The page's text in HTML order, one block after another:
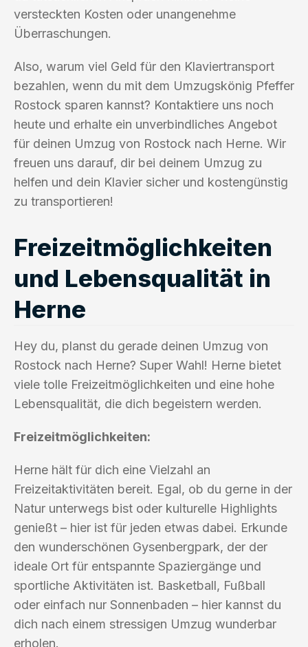
versteckten Kosten oder unangenehme
Überraschungen.
Also, warum viel Geld für den Klaviertransport
bezahlen, wenn du mit dem Umzugskönig Pfeffer
Rostock sparen kannst? Kontaktiere uns noch
heute und erhalte ein unverbindliches Angebot
für deinen Umzug von Rostock nach Herne. Wir
freuen uns darauf, dir bei deinem Umzug zu
helfen und dein Klavier sicher und kostengünstig
zu transportieren!
Freizeitmöglichkeiten
und Lebensqualität in
Herne
Hey du, planst du gerade deinen Umzug von
Rostock nach Herne? Super Wahl! Herne bietet
viele tolle Freizeitmöglichkeiten und eine hohe
Lebensqualität, die dich begeistern werden.
Freizeitmöglichkeiten:
Herne hält für dich eine Vielzahl an
Freizeitaktivitäten bereit. Egal, ob du gerne in der
Natur unterwegs bist oder kulturelle Highlights
genießt – hier ist für jeden etwas dabei. Erkunde
den wunderschönen Gysenbergpark, der der
ideale Ort für entspannte Spaziergänge und
sportliche Aktivitäten ist. Basketball, Fußball
oder einfach nur Sonnenbaden – hier kannst du
dich nach einem stressigen Umzug wunderbar
erholen.